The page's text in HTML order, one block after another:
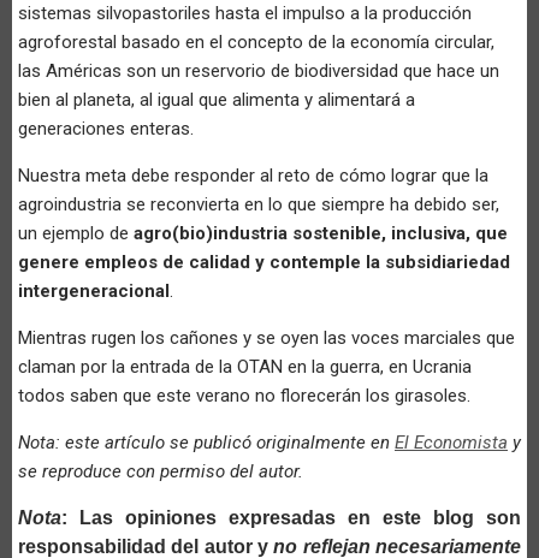
sistemas silvopastoriles hasta el impulso a la producción
agroforestal basado en el concepto de la economía circular,
las Américas son un reservorio de biodiversidad que hace un
bien al planeta, al igual que alimenta y alimentará a
generaciones enteras.
Nuestra meta debe responder al reto de cómo lograr que la
agroindustria se reconvierta en lo que siempre ha debido ser,
un ejemplo de agro(bio)industria sostenible, inclusiva, que
genere empleos de calidad y contemple la subsidiariedad
intergeneracional.
Mientras rugen los cañones y se oyen las voces marciales que
claman por la entrada de la OTAN en la guerra, en Ucrania
todos saben que este verano no florecerán los girasoles.
Nota: este artículo se publicó originalmente en El Economista y
se reproduce con permiso del autor.
Nota: Las opiniones expresadas en este blog son
responsabilidad del autor yno reflejan necesariamente